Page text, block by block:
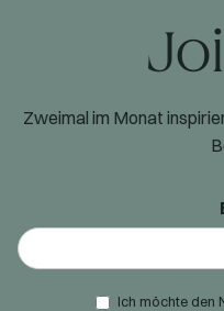
Zweimal im Monat
Ich möchte den